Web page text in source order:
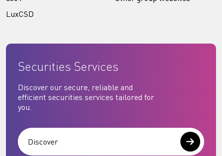
LuxCSD
Securities Services
Discover our secure, reliable and
efficient securities services tailored for
you.
Discover